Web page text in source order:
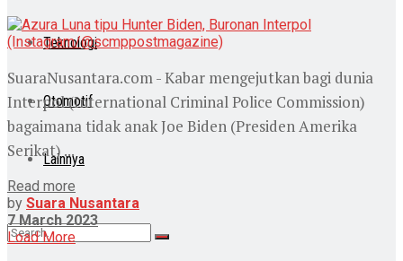
Teknologi
Otomotif
Lainnya
SuaraNusantara.com - Kabar mengejutkan bagi dunia
Interpol (International Criminal Police Commission)
bagaimana tidak anak Joe Biden (Presiden Amerika
Serikat) ...
Read more
by Suara Nusantara
7 March 2023
Load More